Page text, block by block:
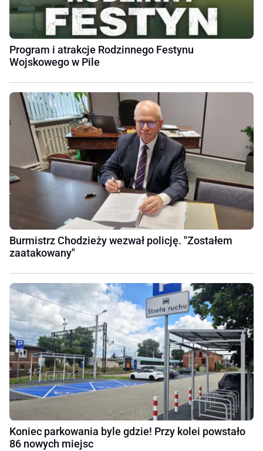
Program i atrakcje Rodzinnego Festynu
Wojskowego w Pile
Burmistrz Chodzieży wezwał policję. "Zostałem
zaatakowany"
Koniec parkowania byle gdzie! Przy kolei powstało
86 nowych miejsc